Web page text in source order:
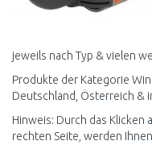
jeweils nach Typ & vielen
Produkte der Kategorie
Deutschland, Österreich &
Hinweis: Durch das Klicken
rechten Seite, werden